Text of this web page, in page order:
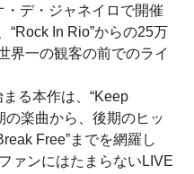
デ・ジャネイロで開催
“Rock In Rio”からの25万
界一の観客の前でのライ
る本作は、“Keep
の楽曲から、後期のヒッ
Free”までを網羅し
ァンにはたまらないLIVE